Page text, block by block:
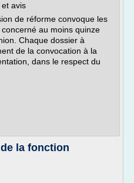
avis
de réforme convoque les
au moins quinze
Chaque dossier à
de la convocation à la
dans le respect du
la fonction